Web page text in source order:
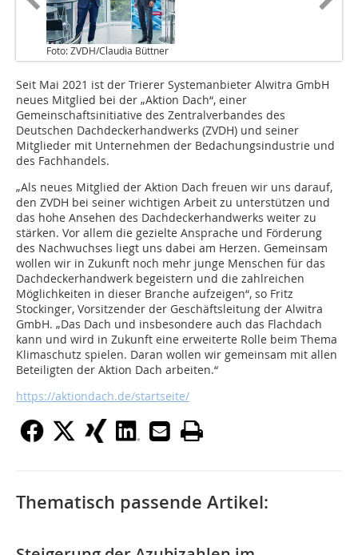
Foto: ZVDH/Claudia Büttner
Seit Mai 2021 ist der Trierer Systemanbieter Alwitra GmbH
neues Mitglied bei der „Aktion Dach“, einer
Gemeinschaftsinitiative des Zentralverbandes des
Deutschen Dachdeckerhandwerks (ZVDH) und seiner
Mitglieder mit Unternehmen der Bedachungsindustrie und
des Fachhandels.
„Als neues Mitglied der Aktion Dach freuen wir uns darauf,
den ZVDH bei seiner wichtigen Arbeit zu unterstützen und
das hohe Ansehen des Dachdeckerhandwerks weiter zu
stärken. Vor allem die gezielte Ansprache und Förderung
des Nachwuchses liegt uns dabei am Herzen. Gemeinsam
wollen wir in Zukunft noch mehr junge Menschen für das
Dachdeckerhandwerk begeistern und die zahlreichen
Möglichkeiten in dieser Branche aufzeigen“, so Fritz
Stockinger, Vorsitzender der Geschäftsleitung der Alwitra
GmbH. „Das Dach und insbesondere auch das Flachdach
kann und wird in Zukunft eine erweiterte Rolle beim Thema
Klimaschutz spielen. Daran wollen wir gemeinsam mit allen
Beteiligten der Aktion Dach arbeiten.“
https://aktiondach.de/startseite/
Thematisch passende Artikel: